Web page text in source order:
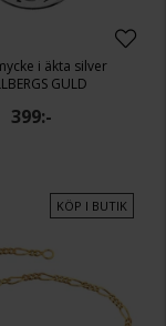
i äkta silver
GULD
399:-
KÖP I BUTIK